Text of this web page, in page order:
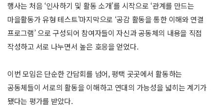
행사는 처음 ‘인사하기 및 활동 소개’를 시작으로 ‘관계를 만드는
마을활동가 유형 테스트’마지막으로 ‘공감 활동을 통한 이해와 연결
프로그램’ 으로 구성되어 참여자들이 자신과 공동체의 내용을 직접
작성하고 서로 나누면서 높은 호응을 얻었다.
이번 모임은 단순한 간담회를 넘어, 평택 곳곳에서 활동하는
공동체들이 서로의 활동을 이해하고 연대의 가능성을 넓히는 계기가
됐다는 평가를 받았다.